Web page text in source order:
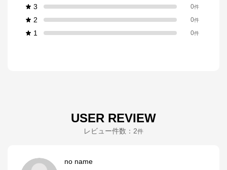
3 0件
2 0件
1 0件
USER REVIEW
レビュー件数： 2件
no name